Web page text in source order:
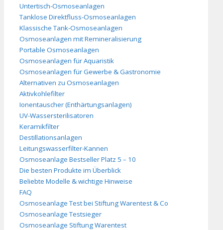
Untertisch-Osmoseanlagen
Tanklose Direktfluss-Osmoseanlagen
Klassische Tank-Osmoseanlagen
Osmoseanlagen mit Remineralisierung
Portable Osmoseanlagen
Osmoseanlagen für Aquaristik
Osmoseanlagen für Gewerbe & Gastronomie
Alternativen zu Osmoseanlagen
Aktivkohlefilter
Ionentauscher (Enthärtungsanlagen)
UV-Wassersterilisatoren
Keramikfilter
Destillationsanlagen
Leitungswasserfilter-Kannen
Osmoseanlage Bestseller Platz 5 – 10
Die besten Produkte im Überblick
Beliebte Modelle & wichtige Hinweise
FAQ
Osmoseanlage Test bei Stiftung Warentest & Co
Osmoseanlage Testsieger
Osmoseanlage Stiftung Warentest